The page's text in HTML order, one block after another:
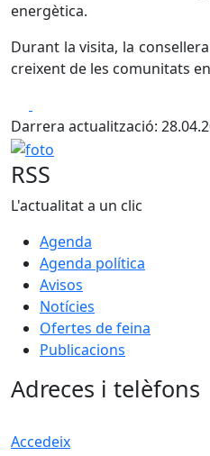
energètica.
Durant la visita, la
creixent de les comunitats
Darrera actualització:
foto
RSS
L'actualitat a un clic
Agenda
Agenda política
Avisos
Notícies
Ofertes de feina
Publicacions
Adreces i telèfons
Accedeix